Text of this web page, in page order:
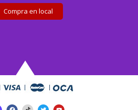
Compra en local